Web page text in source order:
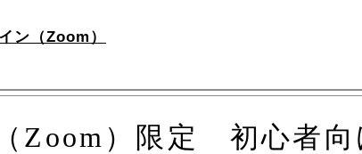
ン（Zoom）
Zoom）限定 初心者向